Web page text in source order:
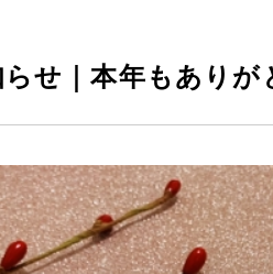
せ｜本年もあり